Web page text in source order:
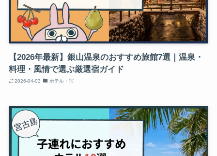
【2026年最新】銀山温泉のおすすめ旅館7選｜温泉・
料理・風情で選ぶ厳選宿ガイド
2026-04-03 ホテル・宿